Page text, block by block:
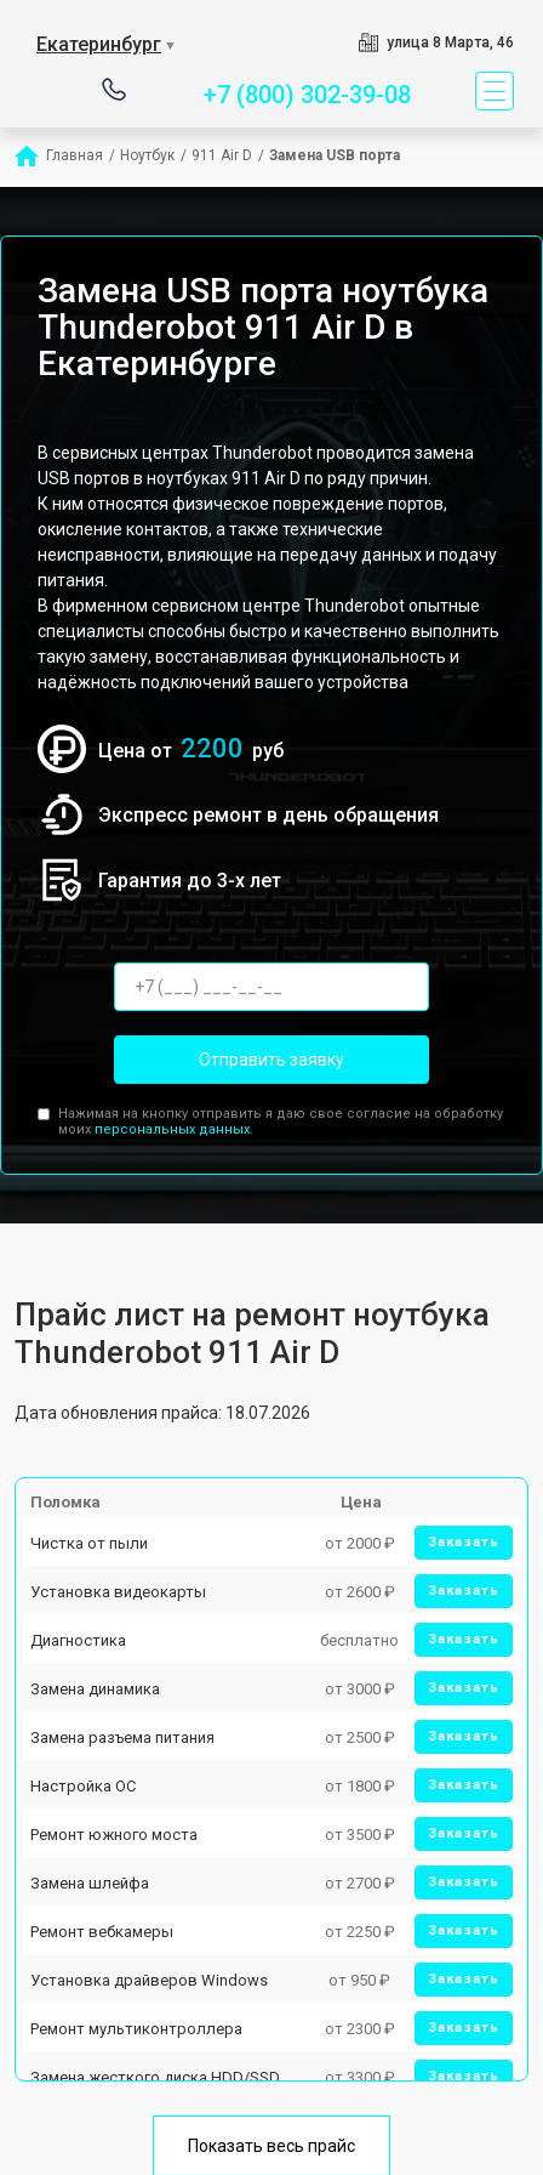
Екатеринбург ▼ улица 8 Марта, 46
+7 (800) 302-39-08
Главная / Ноутбук / 911 Air D / Замена USB порта
Замена USB порта ноутбука
Thunderobot 911 Air D в
Екатеринбурге
В сервисных центрах Thunderobot проводится замена
USB портов в ноутбуках 911 Air D по ряду причин.
К ним относятся физическое повреждение портов,
окисление контактов, а также технические
неисправности, влияющие на передачу данных и подачу
питания.
В фирменном сервисном центре Thunderobot опытные
специалисты способны быстро и качественно выполнить
такую замену, восстанавливая функциональность и
надёжность подключений вашего устройства
Цена от 2200 руб
Экспресс ремонт в день обращения
Гарантия до 3-х лет
Отправить заявку
Нажимая на кнопку отправить я даю свое согласие на обработку
моих персональных данных.
Прайс лист на ремонт ноутбука
Thunderobot 911 Air D
Дата обновления прайса: 18.07.2026
Поломка Цена
Чистка от пыли от 2000 ₽ Заказать
Установка видеокарты от 2600 ₽ Заказать
Диагностика бесплатно Заказать
Замена динамика от 3000 ₽ Заказать
Замена разъема питания от 2500 ₽ Заказать
Настройка ОС от 1800 ₽ Заказать
Ремонт южного моста от 3500 ₽ Заказать
Замена шлейфа от 2700 ₽ Заказать
Ремонт вебкамеры от 2250 ₽ Заказать
Установка драйверов Windows от 950 ₽ Заказать
Ремонт мультиконтроллера от 2300 ₽ Заказать
Замена жесткого диска HDD/SSD от 3300 ₽ Заказать
Показать весь прайс